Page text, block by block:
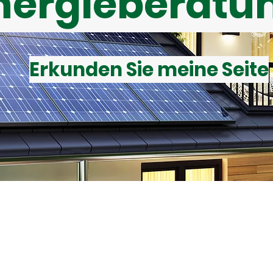
Erkunden Sie meine Seite